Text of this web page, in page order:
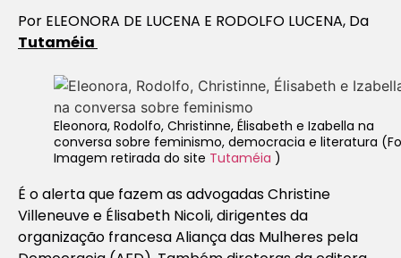
Por ELEONORA DE LUCENA E RODOLFO LUCENA, Da
Tutaméia
Eleonora, Rodolfo, Christinne, Élisabeth e Izabella na
conversa sobre feminismo, democracia e literatura
Imagem retirada do site Tutaméia )
É o alerta que fazem as advogadas Christine
Villeneuve e Élisabeth Nicoli, dirigentes da
organização francesa Aliança das Mulheres pela